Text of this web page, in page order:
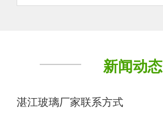
新闻动态
湛江玻璃厂家联系方式